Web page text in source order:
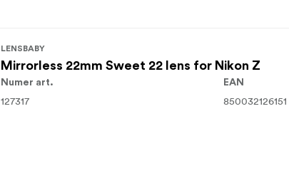
LENSBABY
Mirrorless 22mm Sweet 22 lens for Nikon Z
Numer art.
127317
EAN
850032126151